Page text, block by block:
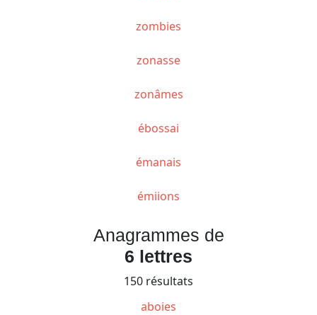
zombies
zonasse
zonâmes
ébossai
émanais
émiions
Anagrammes de
6 lettres
150 résultats
aboies